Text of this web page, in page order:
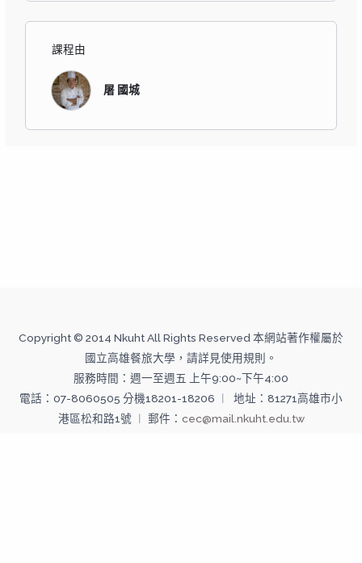
課程由
屠 國城
Copyright © 2014 Nkuht All Rights Reserved 本網站著作權屬於
國立高雄餐旅大學，請詳見使用規則。
服務時間：週一至週五 上午9:00~下午4:00
電話：07-8060505 分機18201-18206 ︱ 地址：81271高雄市小
港區松和路1號 ︱ 郵件： cec@mail.nkuht.edu.tw